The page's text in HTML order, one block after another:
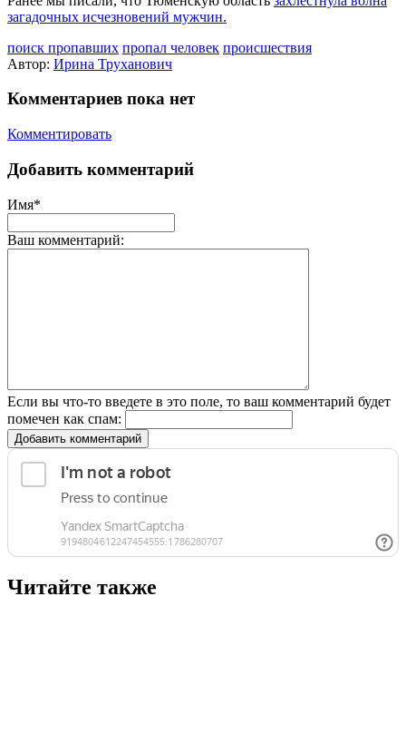
загадочных исчезновений мужчин.
поиск пропавших пропал человек происшествия
Автор: Ирина Труханович
Комментариев пока нет
Комментировать
Добавить комментарий
Имя*
Ваш комментарий:
Если вы что-то введете в это поле, то ваш комментарий будет
помечен как спам:
Добавить комментарий
Читайте также